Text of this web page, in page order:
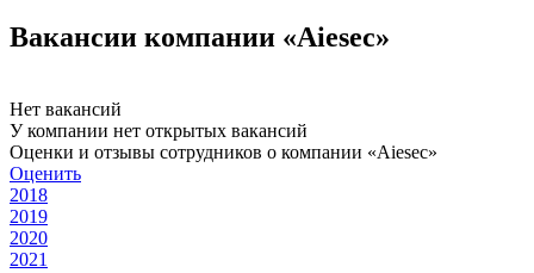
Вакансии компании «Aiesec»
Нет вакансий
У компании нет открытых вакансий
Оценки и отзывы сотрудников о компании «Aiesec»
Оценить
2018
2019
2020
2021